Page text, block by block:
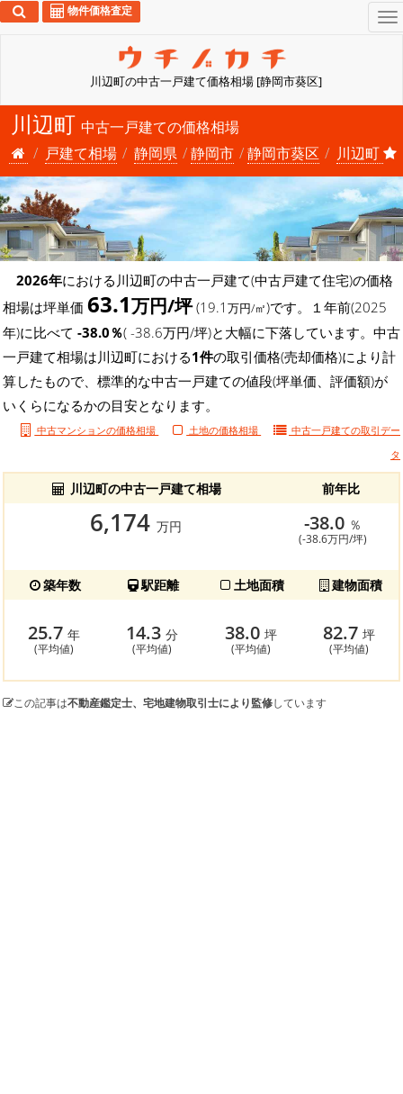
川辺町の中古一戸建て価格相場 [静岡市葵区]
物件価格査定
川辺町 中古一戸建ての価格相場
戸建て相場
静岡県 静岡市 静岡市葵区 川辺町
2026年における川辺町の中古一戸建て(中古戸建て住宅)の価格
相場は坪単価 63.1万円/坪(19.1 万円/㎡)です。１年前(2025
年)に比べて -38.0％( -38.6万円/坪)と大幅に下落しています。中古
一戸建て相場は川辺町における1件の取引価格(売却価格)により計
算したもので、標準的な中古一戸建ての値段(坪単価、評価額)が
いくらになるかの目安となります。
中古マンションの価格相場 土地の価格相場 中古一戸建ての取引デー
タ
川辺町の中古一戸建て相場 前年比
6,174 万円 -38.0 ％
(-38.6万円/坪)
築年数 駅距離 土地面積 建物面積
25.7 年
(平均値)
14.3分
(平均値)
38.0 坪
(平均値)
82.7坪
(平均値)
この記事は不動産鑑定士、宅地建物取引士により監修しています